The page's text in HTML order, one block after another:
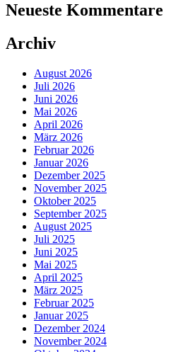
Neueste Kommentare
Archiv
August 2026
Juli 2026
Juni 2026
Mai 2026
April 2026
März 2026
Februar 2026
Januar 2026
Dezember 2025
November 2025
Oktober 2025
September 2025
August 2025
Juli 2025
Juni 2025
Mai 2025
April 2025
März 2025
Februar 2025
Januar 2025
Dezember 2024
November 2024